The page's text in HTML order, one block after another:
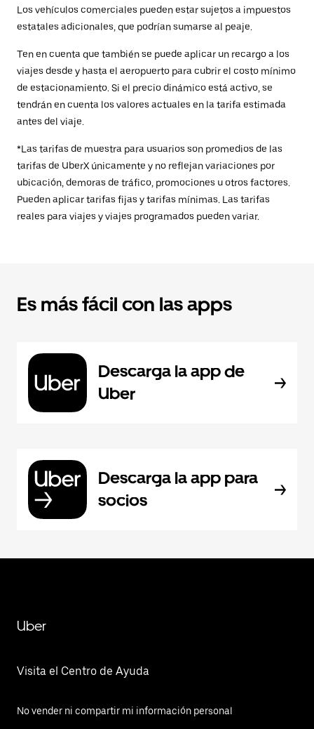
Los vehículos comerciales pueden estar sujetos a impuestos
estatales adicionales, que podrían sumarse al peaje.
Ten en cuenta que también se puede aplicar un recargo a los
viajes desde y hasta el aeropuerto para cubrir el costo mínimo
de estacionamiento. Si el precio dinámico está activo, se
tendrán en cuenta los valores actuales en la tarifa estimada
antes del viaje.
*Las tarifas de muestra para usuarios son promedios de las
tarifas de UberX únicamente y no reflejan variaciones por
ubicación, demoras de tráfico, promociones u otros factores.
Pueden aplicar tarifas fijas y tarifas mínimas. Las tarifas
reales para viajes y viajes programados pueden variar.
Es más fácil con las apps
Descarga la app de
Uber
Descarga la app para
socios
Uber
Visita el Centro de Ayuda
No vender ni compartir mi información personal